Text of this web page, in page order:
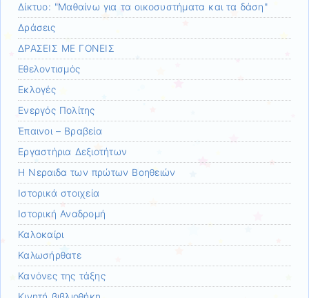
Δίκτυο: "Μαθαίνω για τα οικοσυστήματα και τα δάση"
Δράσεις
ΔΡΑΣΕΙΣ ΜΕ ΓΟΝΕΙΣ
Εθελοντισμός
Εκλογές
Ενεργός Πολίτης
Έπαινοι – Βραβεία
Εργαστήρια Δεξιοτήτων
Η Νεραιδα των πρώτων Βοηθειών
Ιστορικά στοιχεία
Ιστορική Αναδρομή
Καλοκαίρι
Καλωσήρθατε
Κανόνες της τάξης